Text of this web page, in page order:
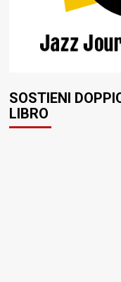
SOSTIENI
LIBRO